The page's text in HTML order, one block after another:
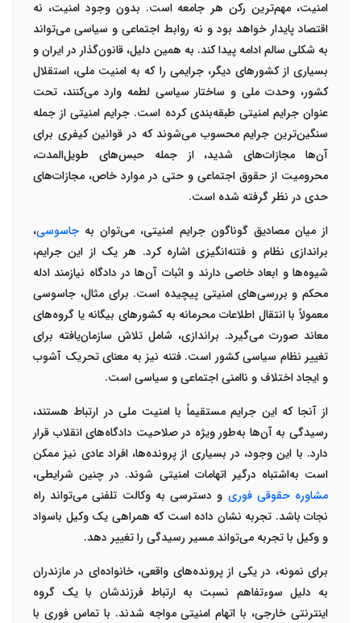
امنیت، مهم‌ترین رکن هر جامعه است. بدون وجود امنیت، نه
اقتصاد پایدار خواهد بود و نه روابط اجتماعی و سیاسی می‌تواند
به شکلی سالم ادامه پیدا کند. به همین دلیل، قانون‌گذار در ایران و
بسیاری از کشورهای دیگر، جرایمی را که به امنیت ملی، استقلال
کشور، وحدت ملی و ساختار سیاسی لطمه وارد می‌کنند، تحت
عنوانجرایم امنیتی طبقه‌بندی کرده است. جرایم امنیتی از جمله
سنگین‌ترین جرایم محسوب می‌شوند که در قوانین کیفری برای
آن‌ها مجازات‌های شدید، از جمله حبس‌های طویل‌المدت،
محرومیت از حقوق اجتماعی و حتی در موارد خاص، مجازات‌های
حدی در نظر گرفته شده است.
از میان مصادیق گوناگون جرایم امنیتی، می‌توان به جاسوسی،
براندازی نظام و فتنه‌انگیزیاشاره کرد. هر یک از این جرایم،
شیوه‌ها و ابعاد خاصی دارند و اثبات آن‌ها در دادگاه نیازمند ادله
محکم و بررسی‌های امنیتی پیچیده است. برای مثال، جاسوسی
معمولاً با انتقال اطلاعات محرمانه به کشورهای بیگانه یا گروه‌های
معاند صورت می‌گیرد. براندازی، شامل تلاش سازمان‌یافته برای
تغییر نظام سیاسی کشور است. فتنه نیز به معنای تحریک آشوب
و ایجاد اختلاف و ناامنی اجتماعی و سیاسی است.
از آنجا که این جرایم مستقیماً با امنیت ملی در ارتباط هستند،
رسیدگی به آن‌ها به‌طور ویژه در صلاحیت دادگاه‌های انقلاب قرار
دارد. با این وجود، در بسیاری از پرونده‌ها، افراد عادی نیز ممکن
است به‌اشتباه درگیر اتهامات امنیتی شوند. در چنین شرایطی،
مشاوره حقوقی فوری و دسترسی بهوکالت تلفنیمی‌تواند راه
نجات باشد. تجربه نشان داده است که همراهی یکوکیل باسواد
و وکیل با تجربه می‌تواند مسیر رسیدگی را تغییر دهد.
برای نمونه، در یکی از پرونده‌های واقعی، خانواده‌ای در مازندران
به دلیل سوءتفاهم نسبت به ارتباط فرزندشان با یک گروه
اینترنتی خارجی، با اتهام امنیتی مواجه شدند. با تماس فوری با